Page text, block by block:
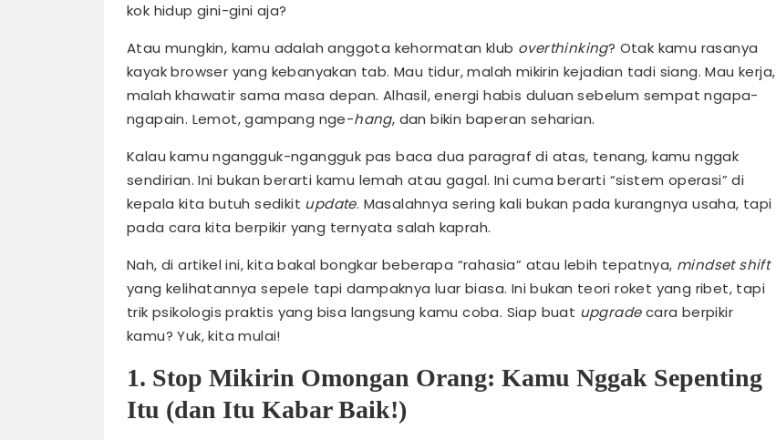
kok hidup gini-gini aja?
Atau mungkin, kamu adalah anggota kehormatan klub overthinking? Otak kamu rasanya
kayak browser yang kebanyakan tab. Mau tidur, malah mikirin kejadian tadi siang. Mau kerja,
malah khawatir sama masa depan. Alhasil, energi habis duluan sebelum sempat ngapa-
ngapain. Lemot, gampang nge-hang, dan bikin baperan seharian.
Kalau kamu ngangguk-ngangguk pas baca dua paragraf di atas, tenang, kamu nggak
sendirian. Ini bukan berarti kamu lemah atau gagal. Ini cuma berarti “sistem operasi” di
kepala kita butuh sedikit update. Masalahnya sering kali bukan pada kurangnya usaha, tapi
pada cara kita berpikir yang ternyata salah kaprah.
Nah, di artikel ini, kita bakal bongkar beberapa “rahasia” atau lebih tepatnya, mindset shift
yang kelihatannya sepele tapi dampaknya luar biasa. Ini bukan teori roket yang ribet, tapi
trik psikologis praktis yang bisa langsung kamu coba. Siap buat upgradecara berpikir
kamu? Yuk, kita mulai!
1. Stop Mikirin Omongan Orang: Kamu Nggak Sepenting
Itu (dan Itu Kabar Baik!)